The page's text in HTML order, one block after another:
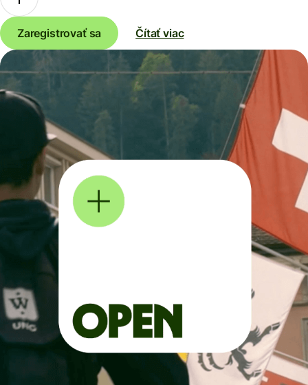
Zaregistrovať sa Čítať viac